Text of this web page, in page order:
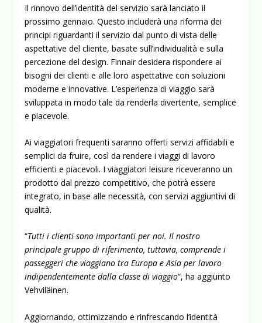
Il rinnovo dell’identità del servizio sarà lanciato il
prossimo gennaio. Questo includerà una riforma dei
principi riguardanti il servizio dal punto di vista delle
aspettative del cliente, basate sull’individualità e sulla
percezione del design. Finnair desidera rispondere ai
bisogni dei clienti e alle loro aspettative con soluzioni
moderne e innovative. L’esperienza di viaggio sarà
sviluppata in modo tale da renderla divertente, semplice
e piacevole.
Ai viaggiatori frequenti saranno offerti servizi affidabili e
semplici da fruire, così da rendere i viaggi di lavoro
efficienti e piacevoli. I viaggiatori leisure riceveranno un
prodotto dal prezzo competitivo, che potrà essere
integrato, in base alle necessità, con servizi aggiuntivi di
qualità.
“Tutti i clienti sono importanti per noi. Il nostro
principale gruppo di riferimento, tuttavia, comprende i
passeggeri che viaggiano tra Europa e Asia per lavoro
indipendentemente dalla classe di viaggio“, ha aggiunto
Vehviläinen.
Aggiornando, ottimizzando e rinfrescando l’identità